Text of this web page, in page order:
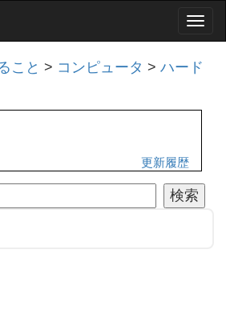
こと > コンピュータ > ハード
更新履歴